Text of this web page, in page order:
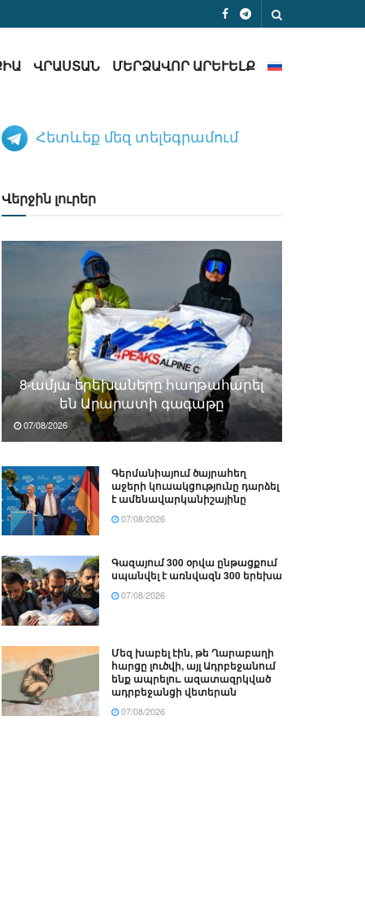
ՎՐԱՍՏԱՆ ՄԵՐՁԱՎՈՐ ԱՐԵՒԵԼՔ
Հետևեք մեզ տելեգրամում
Վերջին լուրեր
8-ամյա երեխաները հաղթահարել
են Արարատի գագաթը
07/08/2026
Գերմանիայում ծայրահեղ
աջերի կուսակցությունը դարձել
է ամենավարկանիշայինը
07/08/2026
Գազայում 300 օրվա ընթացքում
սպանվել է առնվազն 300 երեխա
07/08/2026
Մեզ խաբել էին, թե Ղարաբաղի
հարցը լուծվի, այլ Ադրբեջանում
ենք ապրելու. ազատազրկված
ադրբեջանցի վետերան
07/08/2026